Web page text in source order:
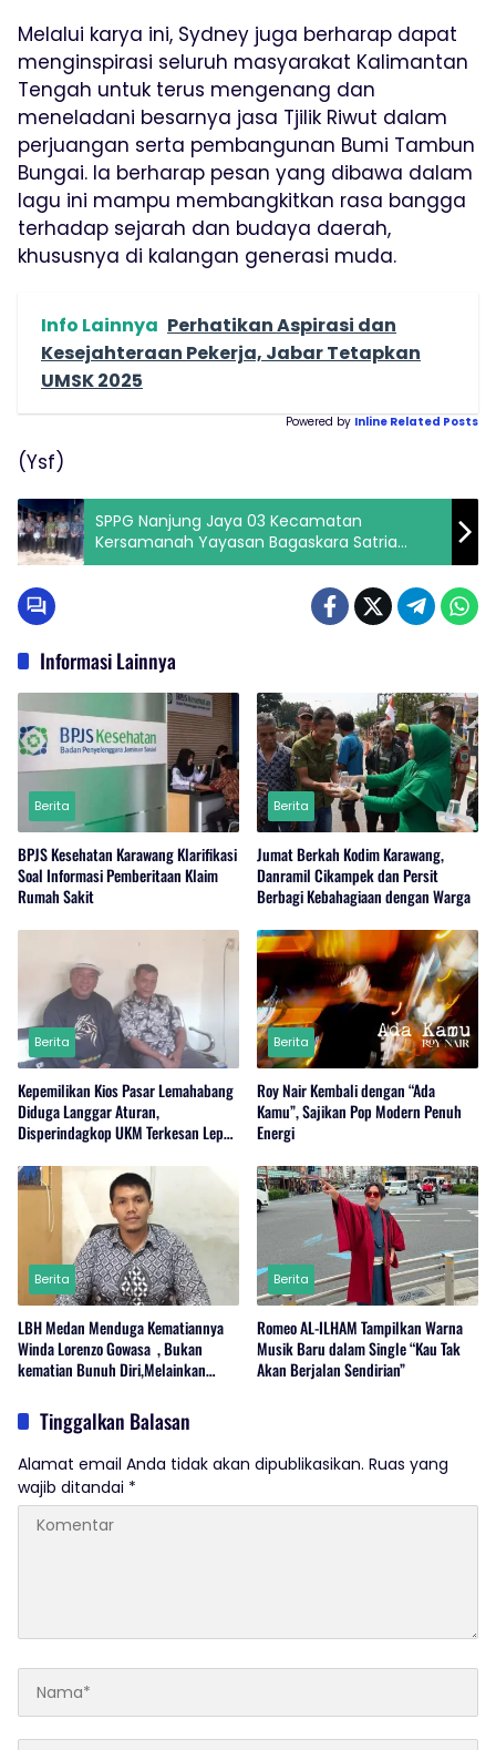
Melalui karya ini, Sydney juga berharap dapat
menginspirasi seluruh masyarakat Kalimantan
Tengah untuk terus mengenang dan
meneladani besarnya jasa Tjilik Riwut dalam
perjuangan serta pembangunan Bumi Tambun
Bungai. Ia berharap pesan yang dibawa dalam
lagu ini mampu membangkitkan rasa bangga
terhadap sejarah dan budaya daerah,
khususnya di kalangan generasi muda.
Info Lainnya Perhatikan Aspirasi dan
Kesejahteraan Pekerja, Jabar Tetapkan
UMSK 2025
Powered by Inline Related Posts
(Ysf)
SPPG Nanjung Jaya 03 Kecamatan
Kersamanah Yayasan Bagaskara Satria
Wibawa Launching Dapur MBG
Informasi Lainnya
Berita
BPJS Kesehatan Karawang Klarifikasi
Soal Informasi Pemberitaan Klaim
Rumah Sakit
Berita
Jumat Berkah Kodim Karawang,
Danramil Cikampek dan Persit
Berbagi Kebahagiaan dengan Warga
Berita
Kepemilikan Kios Pasar Lemahabang
Diduga Langgar Aturan,
Disperindagkop UKM Terkesan Lepas
Berita
Roy Nair Kembali dengan “Ada
Kamu”, Sajikan Pop Modern Penuh
Energi
Berita
LBH Medan Menduga Kematiannya
Winda Lorenzo Gowasa , Bukan
kematian Bunuh Diri,Melainkan
Berita
Romeo AL-ILHAM Tampilkan Warna
Musik Baru dalam Single “Kau Tak
Akan Berjalan Sendirian”
Tinggalkan Balasan
Alamat email Anda tidak akan dipublikasikan. Ruas yang
wajib ditandai *